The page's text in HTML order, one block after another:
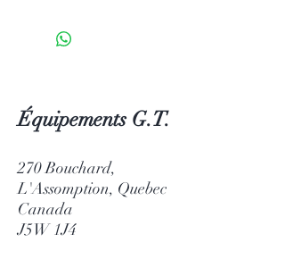
Équipements G.T.
270 Bouchard,
L'Assomption, Quebec
Canada
J5W 1J4